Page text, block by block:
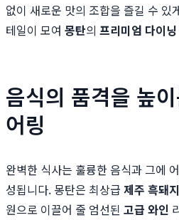
없이 새로운 맛의 조합을 즐길 수 있
테일이 모여 몽탄의 프리미엄 다이닝
음식의 품격을 높
어링
완벽한 식사는 훌륭한 음식과 그에
성됩니다. 몽탄은 최상급 제주 흑돼지
원으로 이끌어 줄 엄선된 고급 와인